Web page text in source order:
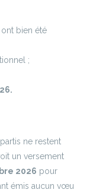
bien été
;
ne restent
un versement
2026 pour
émis aucun vœu